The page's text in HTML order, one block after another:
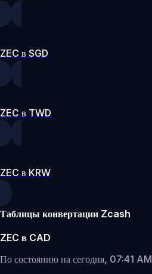
ZEC в SGD
ZEC в TWD
ZEC в KRW
Таблицы конвертации Zcash
ZEC в CAD
По состоянию на сегодня, 07:41 AM